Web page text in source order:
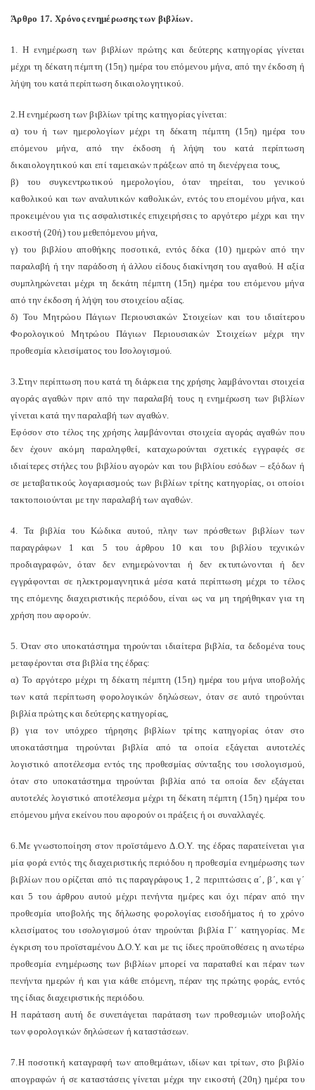
Άρθρο 17. Χρόνος ενημέρωσης των βιβλίων.
1. Η ενημέρωση των βιβλίων πρώτης και δεύτερης κατηγορίας γίνεται
μέχρι τη δέκατη πέμπτη (15η) ημέρα του επόμενου μήνα, από την έκδοση ή
λήψη του κατά περίπτωση δικαιολογητικού.
2.Η ενημέρωση των βιβλίων τρίτης κατηγορίας γίνεται:
α) του ή των ημερολογίων μέχρι τη δέκατη πέμπτη (15η) ημέρα του
επόμενου μήνα, από την έκδοση ή λήψη του κατά περίπτωση
δικαιολογητικού και επί ταμειακών πράξεων από τη διενέργεια τους,
β) του συγκεντρωτικού ημερολογίου, όταν τηρείται, του γενικού
καθολικού και των αναλυτικών καθολικών, εντός του επομένου μήνα, και
προκειμένου για τις ασφαλιστικές επιχειρήσεις το αργότερο μέχρι και την
εικοστή (20ή) του μεθεπόμενου μήνα,
γ) του βιβλίου αποθήκης ποσοτικά, εντός δέκα (10) ημερών από την
παραλαβή ή την παράδοση ή άλλου είδους διακίνηση του αγαθού. Η αξία
συμπληρώνεται μέχρι τη δεκάτη πέμπτη (15η) ημέρα του επόμενου μήνα
από την έκδοση ή λήψη του στοιχείου αξίας.
δ) Του Μητρώου Πάγιων Περιουσιακών Στοιχείων και του ιδιαίτερου
Φορολογικού Μητρώου Πάγιων Περιουσιακών Στοιχείων μέχρι την
προθεσμία κλεισίματος του Ισολογισμού.
3.Στην περίπτωση που κατά τη διάρκεια της χρήσης λαμβάνονται στοιχεία
αγοράς αγαθών πριν από την παραλαβή τους η ενημέρωση των βιβλίων
γίνεται κατά την παραλαβή των αγαθών.
Εφόσον στο τέλος της χρήσης λαμβάνονται στοιχεία αγοράς αγαθών που
δεν έχουν ακόμη παραληφθεί, καταχωρούνται σχετικές εγγραφές σε
ιδιαίτερες στήλες του βιβλίου αγορών και του βιβλίου εσόδων – εξόδων ή
σε μεταβατικούς λογαριασμούς των βιβλίων τρίτης κατηγορίας, οι οποίοι
τακτοποιούνται με την παραλαβή των αγαθών.
4. Τα βιβλία του Κώδικα αυτού, πλην των πρόσθετων βιβλίων των
παραγράφων 1 και 5 του άρθρου 10 και του βιβλίου τεχνικών
προδιαγραφών, όταν δεν ενημερώνονται ή δεν εκτυπώνονται ή δεν
εγγράφονται σε ηλεκτρομαγνητικά μέσα κατά περίπτωση μέχρι το τέλος
της επόμενης διαχειριστικής περιόδου, είναι ως να μη τηρήθηκαν για τη
χρήση που αφορούν.
5. Όταν στο υποκατάστημα τηρούνται ιδιαίτερα βιβλία, τα δεδομένα τους
μεταφέρονται στα βιβλία της έδρας:
α) Το αργότερο μέχρι τη δέκατη πέμπτη (15η) ημέρα του μήνα υποβολής
των κατά περίπτωση φορολογικών δηλώσεων, όταν σε αυτό τηρούνται
βιβλία πρώτης και δεύτερης κατηγορίας,
β) για τον υπόχρεο τήρησης βιβλίων τρίτης κατηγορίας όταν στο
υποκατάστημα τηρούνται βιβλία από τα οποία εξάγεται αυτοτελές
λογιστικό αποτέλεσμα εντός της προθεσμίας σύνταξης του ισολογισμού,
όταν στο υποκατάστημα τηρούνται βιβλία από τα οποία δεν εξάγεται
αυτοτελές λογιστικό αποτέλεσμα μέχρι τη δέκατη πέμπτη (15η) ημέρα του
επόμενου μήνα εκείνου που αφορούν οι πράξεις ή οι συναλλαγές.
6.Με γνωστοποίηση στον προϊστάμενο Δ.Ο.Υ. της έδρας παρατείνεται για
μία φορά εντός της διαχειριστικής περιόδου η προθεσμία ενημέρωσης των
βιβλίων που ορίζεται από τις παραγράφους 1, 2 περιπτώσεις α΄, β΄, και γ΄
και 5 του άρθρου αυτού μέχρι πενήντα ημέρες και όχι πέραν από την
προθεσμία υποβολής της δήλωσης φορολογίας εισοδήματος ή το χρόνο
κλεισίματος του ισολογισμού όταν τηρούνται βιβλία Γ΄ κατηγορίας. Με
έγκριση του προϊσταμένου Δ.Ο.Υ. και με τις ίδιες προϋποθέσεις η ανωτέρω
προθεσμία ενημέρωσης των βιβλίων μπορεί να παραταθεί και πέραν των
πενήντα ημερών ή και για κάθε επόμενη, πέραν της πρώτης φοράς, εντός
της ίδιας διαχειριστικής περιόδου.
Η παράταση αυτή δε συνεπάγεται παράταση των προθεσμιών υποβολής
των φορολογικών δηλώσεων ή καταστάσεων.
7.Η ποσοτική καταγραφή των αποθεμάτων, ιδίων και τρίτων, στο βιβλίο
απογραφών ή σε καταστάσεις γίνεται μέχρι την εικοστή (20η) ημέρα του